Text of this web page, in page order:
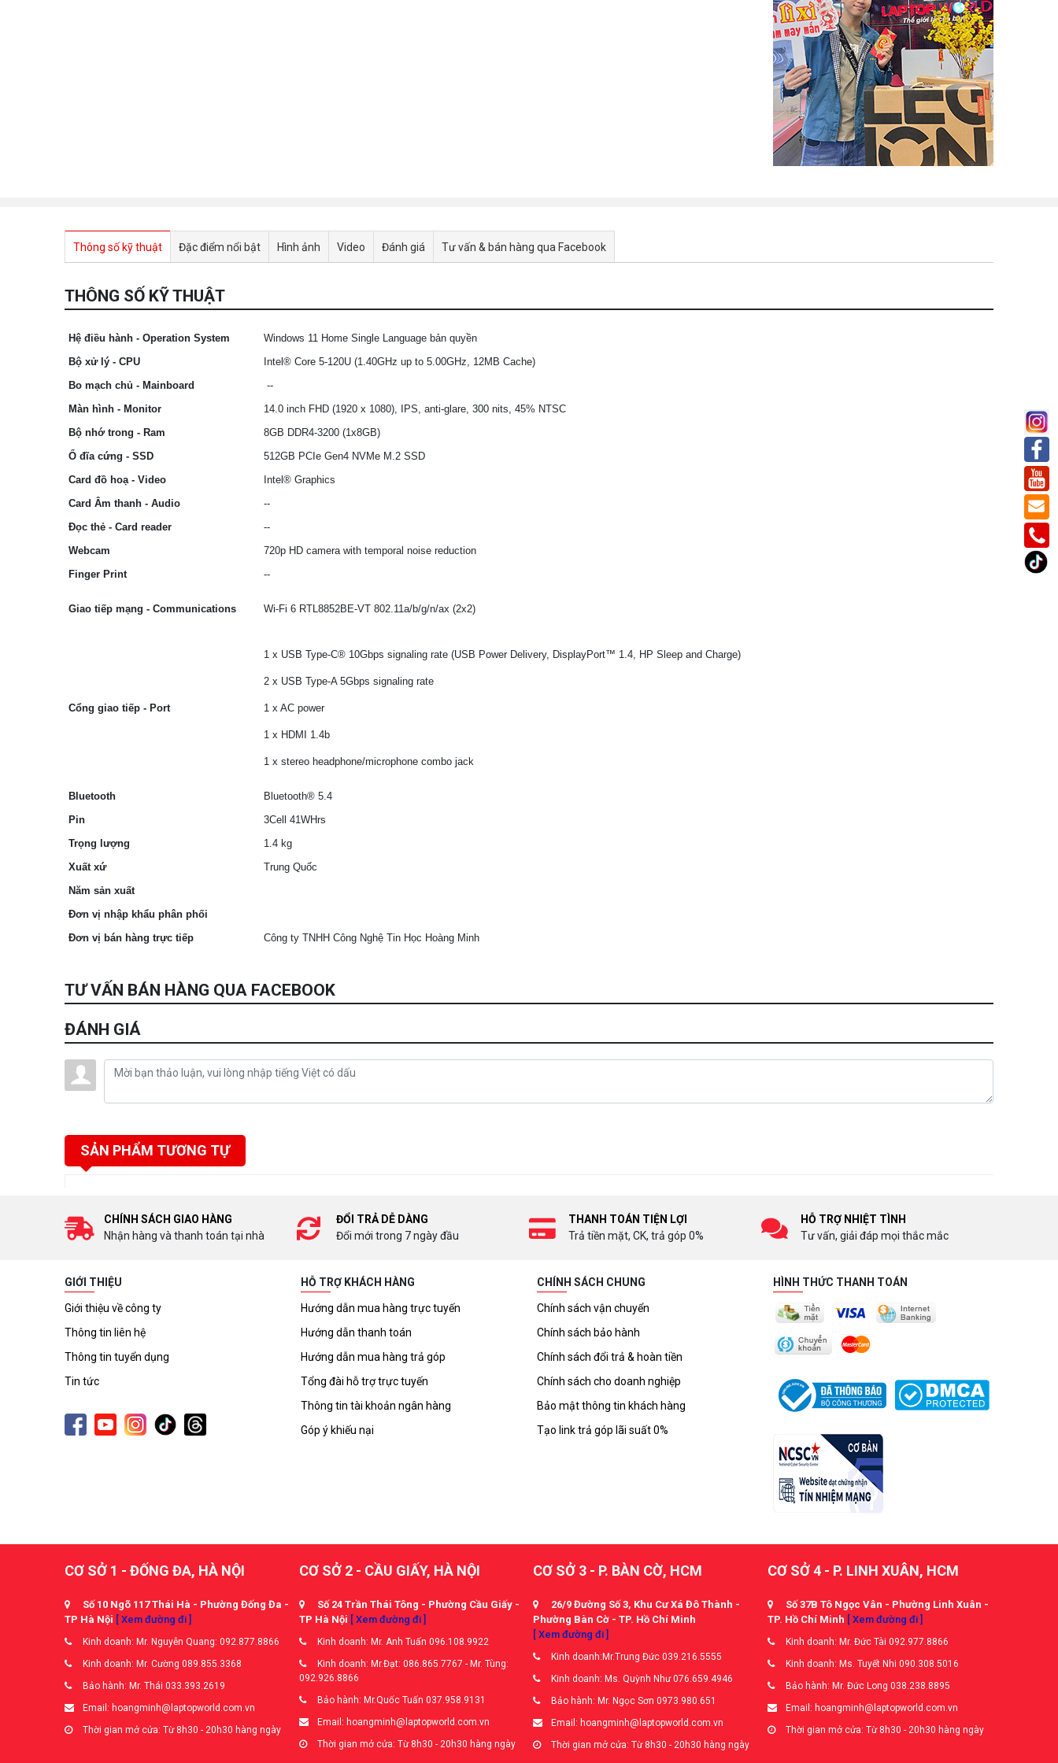
Thông số kỹ thuật Đặc điểm nổi bật Hình ảnh Video Đánh giá Tư vấn & bán hàng qua Facebook
THÔNG SỐ KỸ THUẬT
Hệ điều hành - Operation System
Windows 11 Home Single Language bản quyền
Bộ xử lý - CPU
Intel® Core 5-120U (1.40GHz up to 5.00GHz, 12MB Cache)
Bo mạch chủ - Mainboard
--
Màn hình - Monitor
14.0 inch FHD (1920 x 1080), IPS, anti-glare, 300 nits, 45% NTSC
Bộ nhớ trong - Ram
8GB DDR4-3200 (1x8GB)
Ổ đĩa cứng - SSD
512GB PCIe Gen4 NVMe M.2 SSD
Card đồ hoạ - Video
Intel® Graphics
Card Âm thanh - Audio
--
Đọc thẻ - Card reader
--
Webcam
720p HD camera with temporal noise reduction
Finger Print
--
Giao tiếp mạng - Communications Wi-Fi 6 RTL8852BE-VT 802.11a/b/g/n/ax (2x2)
Cổng giao tiếp - Port
1 x USB Type-C® 10Gbps signaling rate (USB Power Delivery, DisplayPort™ 1.4, HP Sleep and Charge)
2 x USB Type-A 5Gbps signaling rate
1 x AC power
1 x HDMI 1.4b
1 x stereo headphone/microphone combo jack
Bluetooth
Bluetooth® 5.4
Pin
3Cell 41WHrs
Trọng lượng
1.4 kg
Xuất xứ
Trung Quốc
Năm sản xuất
Đơn vị nhập khẩu phân phối
Đơn vị bán hàng trực tiếp
Công ty TNHH Công Nghệ Tin Học Hoàng Minh
TƯ VẤN BÁN HÀNG QUA FACEBOOK
ĐÁNH GIÁ
SẢN PHẨM TƯƠNG TỰ
CHÍNH SÁCH GIAO HÀNG
Nhận hàng và thanh toán tại nhà
ĐỔI TRẢ DỄ DÀNG
Đổi mới trong 7 ngày đầu
THANH TOÁN TIỆN LỢI
Trả tiền mặt, CK, trả góp 0%
HỖ TRỢ NHIỆT TÌNH
Tư vấn, giải đáp mọi thắc mắc
GIỚI THIỆU
Giới thiệu về công ty
Thông tin liên hệ
Thông tin tuyển dụng
Tin tức
HỖ TRỢ KHÁCH HÀNG
Hướng dẫn mua hàng trực tuyến
Hướng dẫn thanh toán
Hướng dẫn mua hàng trả góp
Tổng đài hỗ trợ trực tuyến
Thông tin tài khoản ngân hàng
Góp ý khiếu nại
CHÍNH SÁCH CHUNG
Chính sách vận chuyển
Chính sách bảo hành
Chính sách đổi trả & hoàn tiền
Chính sách cho doanh nghiệp
Bảo mật thông tin khách hàng
Tạo link trả góp lãi suất 0%
HÌNH THỨC THANH TOÁN
CƠ SỞ 1 - ĐỐNG ĐA, HÀ NỘI
Số 10 Ngõ 117 Thái Hà - Phường Đống Đa -
TP Hà Nội [ Xem đường đi ]
Kinh doanh: Mr. Nguyễn Quang: 092.877.8866
Kinh doanh: Mr. Cường 089.855.3368
Bảo hành: Mr. Thái 033.393.2619
Email: hoangminh@laptopworld.com.vn
Thời gian mở cửa: Từ 8h30 - 20h30 hàng ngày
CƠ SỞ 2 - CẦU GIẤY, HÀ NỘI
Số 24 Trần Thái Tông - Phường Cầu Giấy -
TP Hà Nội [ Xem đường đi ]
Kinh doanh: Mr. Anh Tuấn 096.108.9922
Kinh doanh: Mr.Đạt: 086.865.7767 - Mr. Tùng:
092.926.8866
Bảo hành: Mr.Quốc Tuấn 037.958.9131
Email: hoangminh@laptopworld.com.vn
Thời gian mở cửa: Từ 8h30 - 20h30 hàng ngày
CƠ SỞ 3 - P. BÀN CỜ, HCM
26/9 Đường Số 3, Khu Cư Xá Đô Thành -
Phường Bàn Cờ - TP. Hồ Chí Minh
[ Xem đường đi ]
Kinh doanh:Mr.Trung Đức 039.216.5555
Kinh doanh: Ms. Quỳnh Như 076.659.4946
Bảo hành: Mr. Ngọc Sơn 0973.980.651
Email: hoangminh@laptopworld.com.vn
Thời gian mở cửa: Từ 8h30 - 20h30 hàng ngày
CƠ SỞ 4 - P. LINH XUÂN, HCM
Số 37B Tô Ngọc Vân - Phường Linh Xuân -
TP. Hồ Chí Minh [ Xem đường đi ]
Kinh doanh: Mr. Đức Tài 092.977.8866
Kinh doanh: Ms. Tuyết Nhi 090.308.5016
Bảo hành: Mr. Đức Long 038.238.8895
Email: hoangminh@laptopworld.com.vn
Thời gian mở cửa: Từ 8h30 - 20h30 hàng ngày